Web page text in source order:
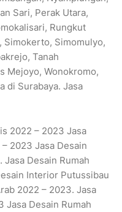
Sari, Perak Utara,
Rungkut
Simokerto, Simomulyo,
Tanah
Mejoyo, Wonokromo,
di Surabaya. Jasa
2022 – 2023 Jasa
2023 Jasa Desain
Desain Rumah
Interior Putussibau
2022 – 2023. Jasa
Jasa Desain Rumah